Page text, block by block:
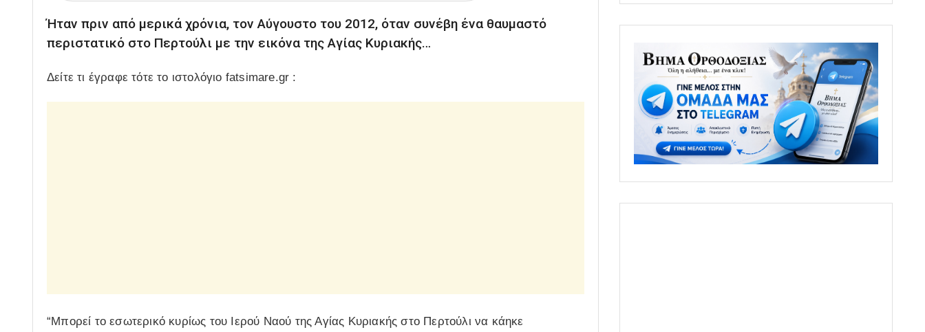
Ήταν πριν από μερικά χρόνια, τον Αύγουστο του 2012, όταν συνέβη ένα θαυμαστό
περιστατικό στο Περτούλι με την εικόνα της Αγίας Κυριακής…
Δείτε τι έγραφε τότε το ιστολόγιο fatsimare.gr :
“Μπορεί το εσωτερικό κυρίως του Ιερού Ναού της Αγίας Κυριακής στο Περτούλι να κάηκε